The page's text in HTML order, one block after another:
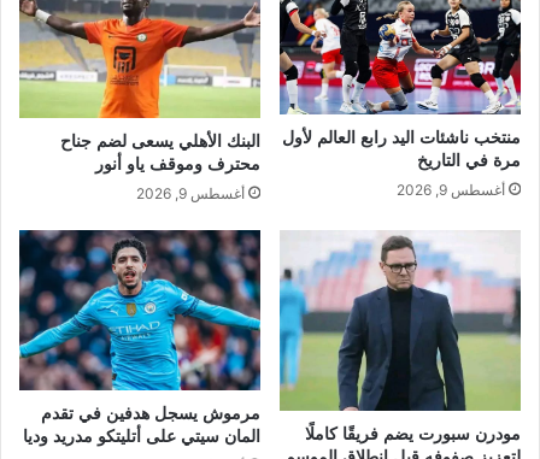
منتخب ناشئات اليد رابع العالم لأول
مرة في التاريخ
أغسطس 9, 2026
البنك الأهلي يسعى لضم جناح
محترف وموقف ياو أنور
أغسطس 9, 2026
مودرن سبورت يضم فريقًا كاملًا
مرموش يسجل هدفين في تقدم
المان سيتي على أتليتكو مدريد وديا